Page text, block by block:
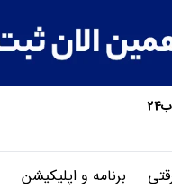
برنامه و اپلیکیشن